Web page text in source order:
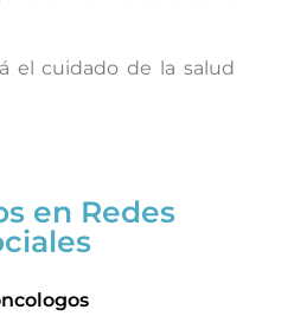
el cuidado de la salud
en Redes